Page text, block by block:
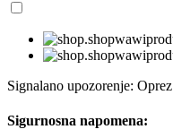
Signalano upozorenje: Oprez
Sigurnosna napomena: